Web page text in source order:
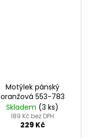
Motýlek pánský
oranžová 553-783
Skladem (3 ks)
189 Kč bez DPH
229 Kč